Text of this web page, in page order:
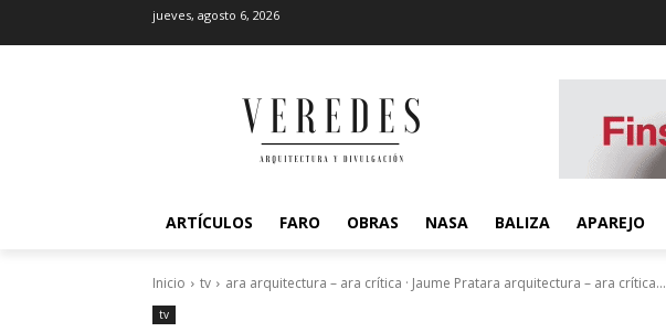
jueves, agosto 6, 2026
ARTÍCULOS FARO OBRAS NASA BALIZA APAREJO
Inicio tv ara arquitectura – ara crítica · Jaume Pratara arquitectura – ara crítica...
tv